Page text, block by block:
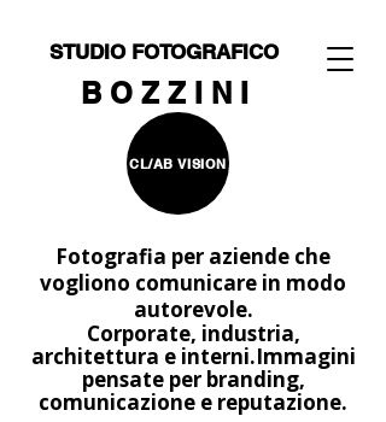
STUDIO FOTOGRAFICO
B O Z Z I N I
CL/AB VISION
Fotografia per aziende che
vogliono comunicare in modo
autorevole.
Corporate, industria,
architettura e interni.Immagini
pensate per branding,
comunicazione e reputazione.